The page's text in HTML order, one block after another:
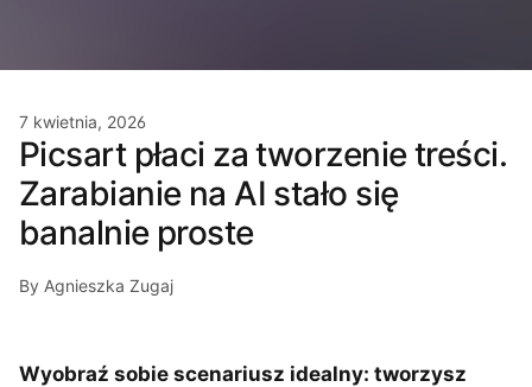
7 kwietnia, 2026
Picsart płaci za tworzenie treści.
Zarabianie na AI stało się
banalnie proste
By Agnieszka Zugaj
Wyobraź sobie scenariusz idealny: tworzysz